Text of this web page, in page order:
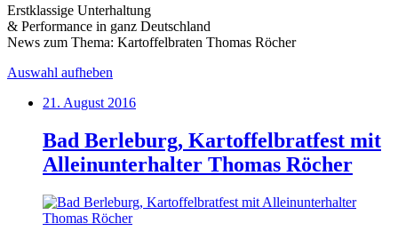
Erstklassige Unterhaltung
& Performance in ganz Deutschland
News zum Thema: Kartoffelbraten Thomas Röcher
Auswahl aufheben
21. August 2016
Bad Berleburg, Kartoffelbratfest mit
Alleinunterhalter Thomas Röcher